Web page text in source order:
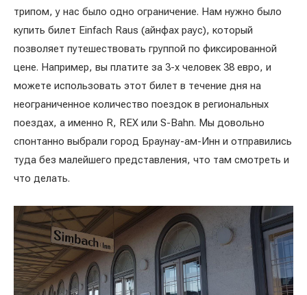
трипом, у нас было одно ограничение. Нам нужно было
купить билет Einfach Raus (айнфах раус), который
позволяет путешествовать группой по фиксированной
цене. Например, вы платите за 3-х человек 38 евро, и
можете использовать этот билет в течение дня на
неограниченное количество поездок в региональных
поездах, а именно R, REX или S-Bahn. Мы довольно
спонтанно выбрали город Браунау-ам-Инн и отправились
туда без малейшего представления, что там смотреть и
что делать.